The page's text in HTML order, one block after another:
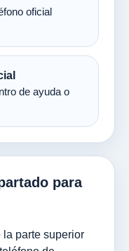
oficial
de ayuda o
para
la parte superior